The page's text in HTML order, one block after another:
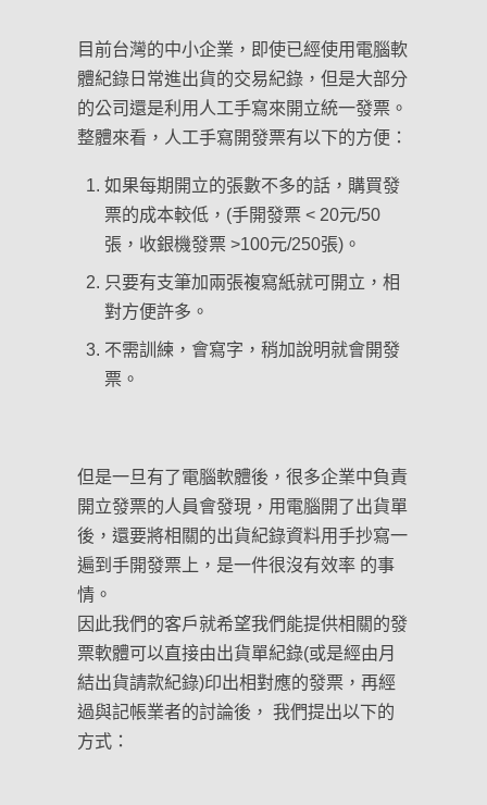
目前台灣的中小企業，即使已經使用電腦軟
體紀錄日常進出貨的交易紀錄，但是大部分
的公司還是利用人工手寫來開立統一發票。
整體來看，人工手寫開發票有以下的方便：
如果每期開立的張數不多的話，購買發
票的成本較低，(手開發票 < 20元/50
張，收銀機發票 >100元/250張)。
只要有支筆加兩張複寫紙就可開立，相
對方便許多。
不需訓練，會寫字，稍加說明就會開發
票。
但是一旦有了電腦軟體後，很多企業中負責
開立發票的人員會發現，用電腦開了出貨單
後，還要將相關的出貨紀錄資料用手抄寫一
遍到手開發票上，是一件很沒有效率 的事
情。
因此我們的客戶就希望我們能提供相關的發
票軟體可以直接由出貨單紀錄(或是經由月
結出貨請款紀錄)印出相對應的發票，再經
過與記帳業者的討論後， 我們提出以下的
方式：